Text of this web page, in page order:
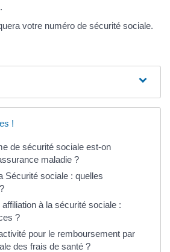
votre numéro de sécurité sociale.
!
de sécurité sociale est-on
maladie ?
Sécurité sociale : quelles
à la sécurité sociale :
?
pour le remboursement par
des frais de santé ?